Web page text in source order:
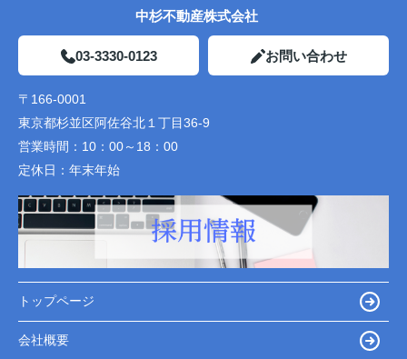
中杉不動産株式会社
03-3330-0123 お問い合わせ
〒166-0001
東京都杉並区阿佐谷北１丁目36-9
営業時間： 10：00～18：00
定休日： 年末年始
トップページ
会社概要